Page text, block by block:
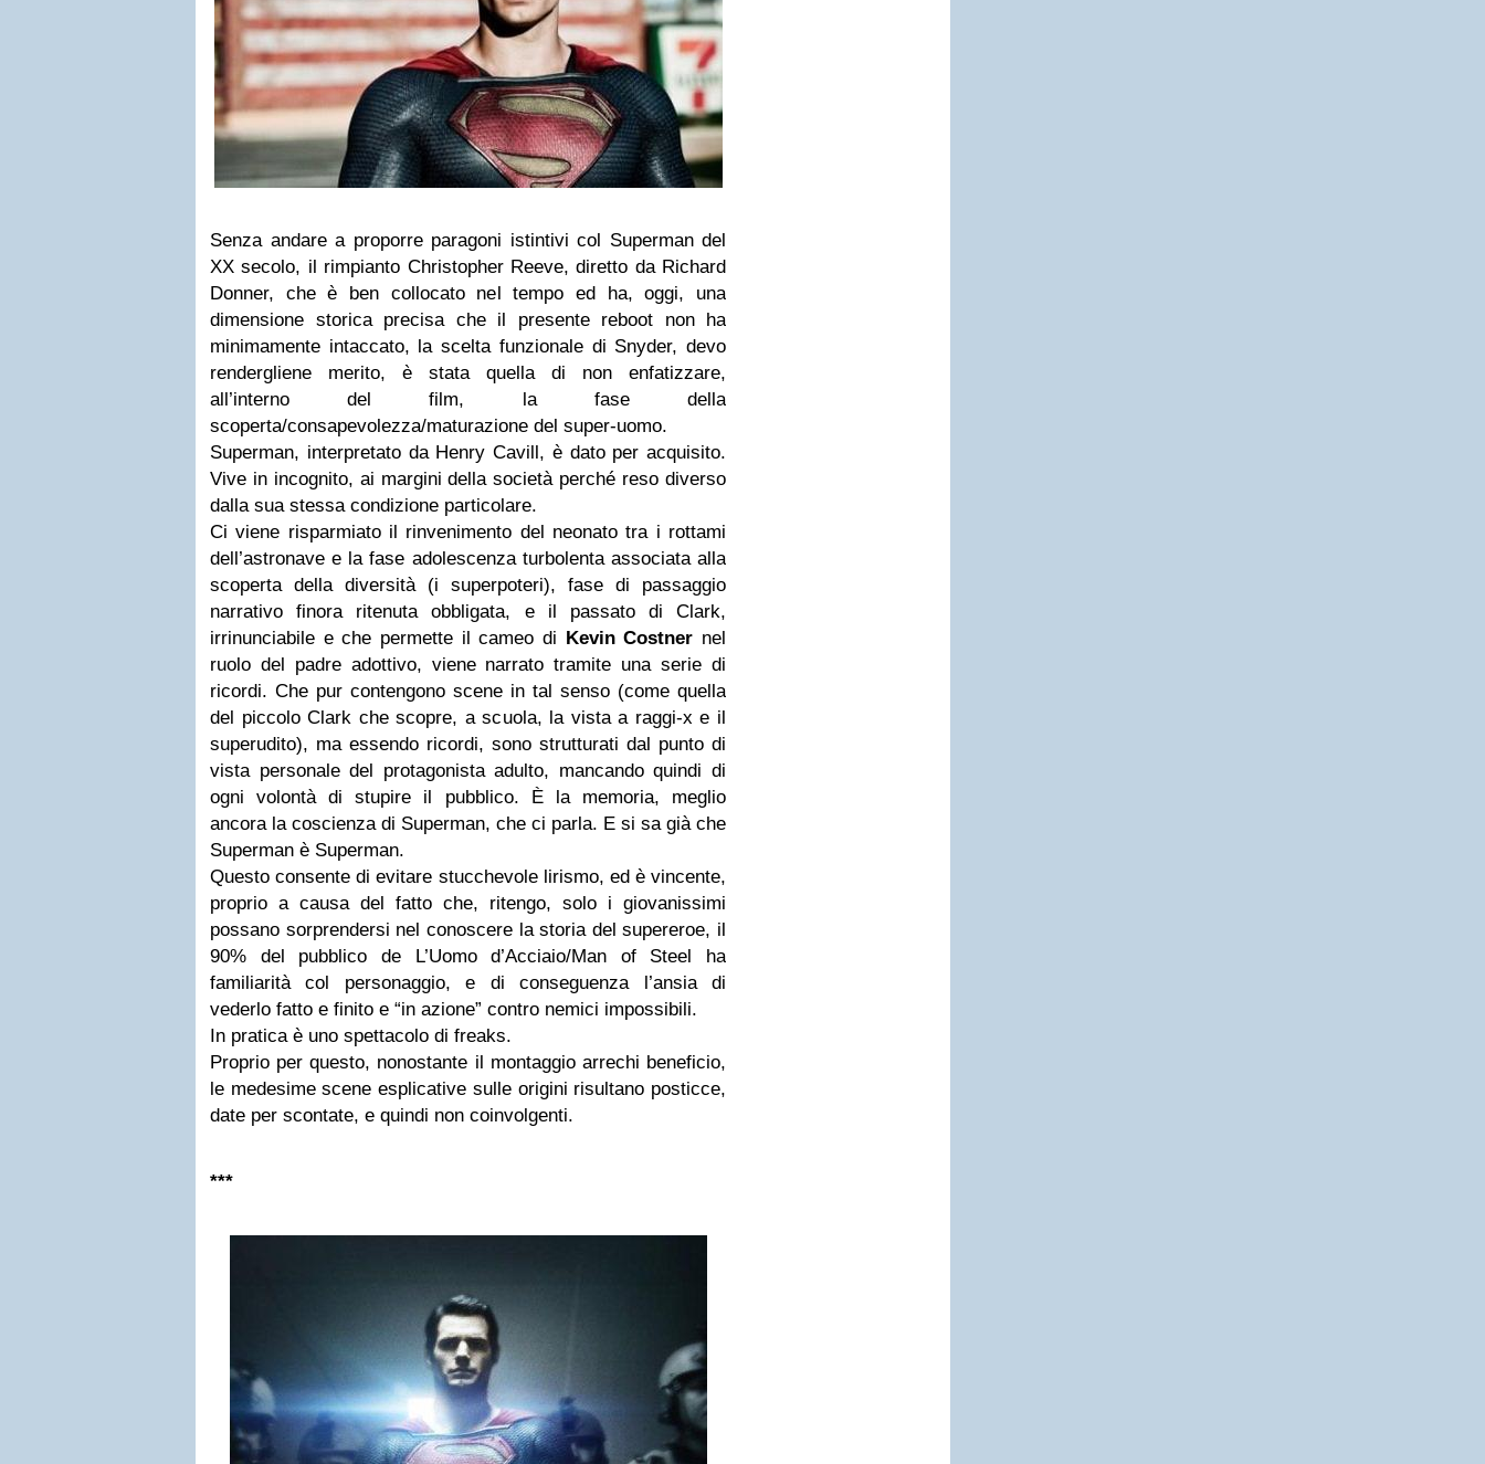
Senza andare a proporre paragoni istintivi col Superman del
XX secolo, il rimpianto Christopher Reeve, diretto da Richard
Donner, che è ben collocato nel tempo ed ha, oggi, una
dimensione storica precisa che il presente reboot non ha
minimamente intaccato, la scelta funzionale di Snyder, devo
rendergliene merito, è stata quella di non enfatizzare,
all’interno del film, la fase della
scoperta/consapevolezza/maturazione del super-uomo.
Superman, interpretato da Henry Cavill, è dato per acquisito.
Vive in incognito, ai margini della società perché reso diverso
dalla sua stessa condizione particolare.
Ci viene risparmiato il rinvenimento del neonato tra i rottami
dell’astronave e la fase adolescenza turbolenta associata alla
scoperta della diversità (i superpoteri), fase di passaggio
narrativo finora ritenuta obbligata, e il passato di Clark,
irrinunciabile e che permette il cameo di Kevin Costner nel
ruolo del padre adottivo, viene narrato tramite una serie di
ricordi. Che pur contengono scene in tal senso (come quella
del piccolo Clark che scopre, a scuola, la vista a raggi-x e il
superudito), ma essendo ricordi, sono strutturati dal punto di
vista personale del protagonista adulto, mancando quindi di
ogni volontà di stupire il pubblico. È la memoria, meglio
ancora la coscienza di Superman, che ci parla. E si sa già che
Superman è Superman.
Questo consente di evitare stucchevole lirismo, ed è vincente,
proprio a causa del fatto che, ritengo, solo i giovanissimi
possano sorprendersi nel conoscere la storia del supereroe, il
90% del pubblico de L’Uomo d’Acciaio/Man of Steel ha
familiarità col personaggio, e di conseguenza l’ansia di
vederlo fatto e finito e “in azione” contro nemici impossibili.
In pratica è uno spettacolo di freaks.
Proprio per questo, nonostante il montaggio arrechi beneficio,
le medesime scene esplicative sulle origini risultano posticce,
date per scontate, e quindi non coinvolgenti.
***